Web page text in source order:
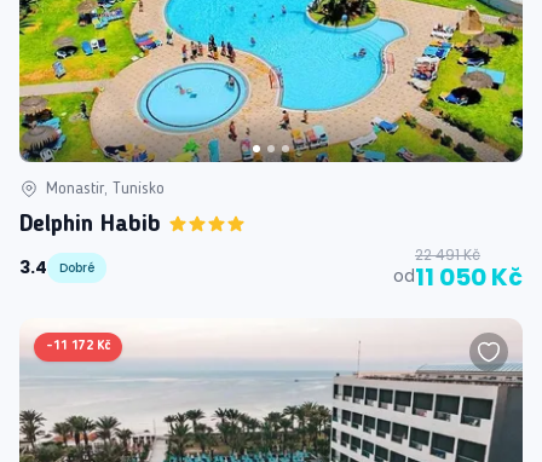
Monastir, Tunisko
Delphin Habib
3.4
Dobré od
22 491 Kč
11 050 Kč
-11 172 Kč